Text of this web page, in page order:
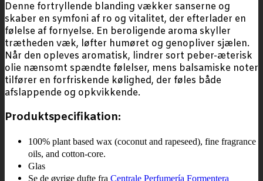
Denne fortryllende blanding vækker sanserne og
skaber en symfoni af ro og vitalitet, der efterlader en
følelse af fornyelse. En beroligende aroma skyller
trætheden væk, løfter humøret og genopliver sjælen.
Når den opleves aromatisk, lindrer sort peber-æterisk
olie nænsomt spændte følelser, mens balsamiske noter
tilfører en forfriskende kølighed, der føles både
afslappende og opkvikkende.
Produktspecifikation:
100% plant based wax (coconut and rapeseed), fine fragrance
oils, and cotton-core.
Glas
Se de øvrige dufte fra Centrale Perfumería Formentera